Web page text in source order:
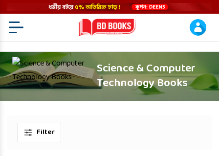
‍Science & Computer
Technology Books
Filter